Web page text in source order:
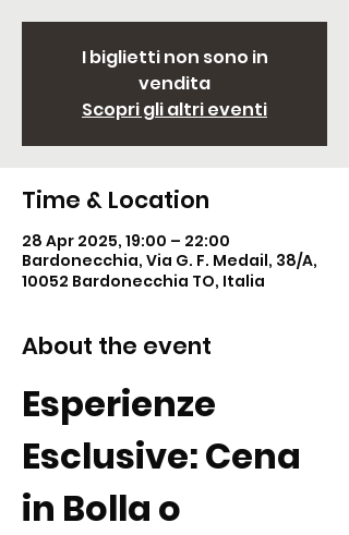
I biglietti non sono in
vendita
Scopri gli altri eventi
Time & Location
28 Apr 2025, 19:00 – 22:00
Bardonecchia, Via G. F. Medail, 38/A,
10052 Bardonecchia TO, Italia
About the event
Esperienze
Esclusive: Cena
in Bolla o